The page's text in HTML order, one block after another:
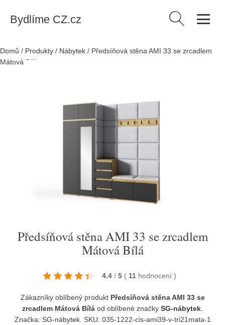
Bydlíme CZ.cz Vyhledávání
Domů / Produkty / Nábytek / Předsíňová stěna AMI 33 se zrcadlem
Mátová Bílá
Předsíňová stěna AMI 33 se zrcadlem
Mátová Bílá
4.4 / 5 ( 11 hodnocení )
Zákazníky oblíbený produkt Předsíňová stěna AMI 33 se
zrcadlem Mátová Bílá od oblíbené značky SG-nábytek
Značka: SG-nábytek. SKU: 035-1222-cis-ami39-v-tri21mata-1